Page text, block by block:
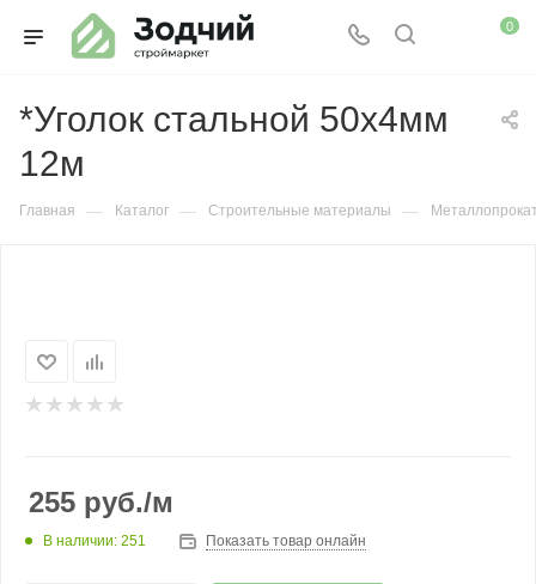
0
*Уголок стальной 50х4мм
12м
Главная — Каталог — Строительные материалы —
255 руб./м
В наличии: 251 Показать товар онлайн